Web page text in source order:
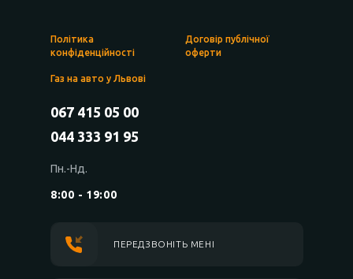
Політика
конфіденційності
Договір публічної
оферти
Газ на авто у Львові
067 415 05 00
044 333 91 95
Пн.-Нд.
8:00 - 19:00
ПЕРЕДЗВОНІТЬ МЕНІ